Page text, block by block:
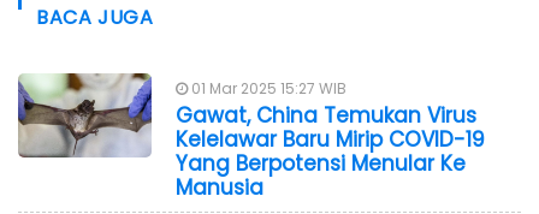
BACA JUGA
01 Mar 2025 15:27 WIB
Gawat, China Temukan Virus
Kelelawar Baru Mirip COVID-19
Yang Berpotensi Menular Ke
Manusia